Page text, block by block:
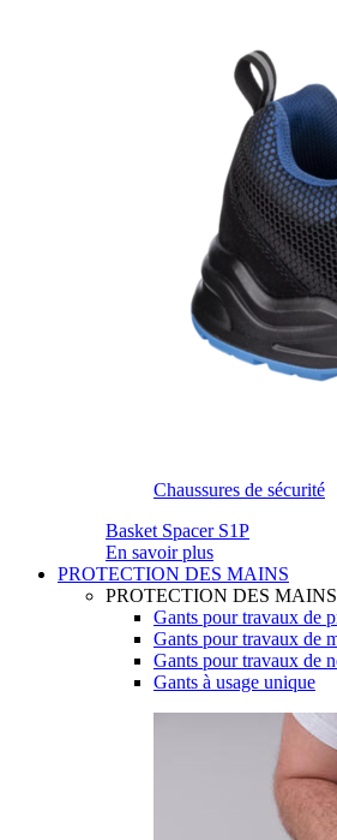
Chaussures de sécurité
Basket Spacer S1P
En savoir plus
PROTECTION DES MAINS
PROTECTION DES MAINS
Gants pour travaux de
Gants pour travaux de
Gants pour travaux de
Gants à usage unique